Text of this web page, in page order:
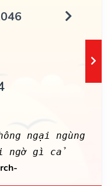
ngại ngùng
ngờ gì cả